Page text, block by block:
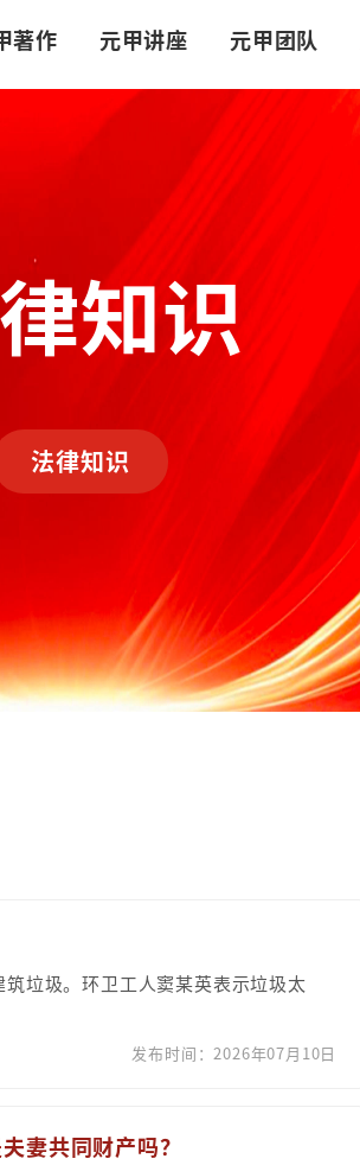
著作 元甲讲座 元甲团队
知识
法律知识
垃圾。环卫工人窦某英表示垃圾太
发布时间：2026年07月10日
妻共同财产吗？